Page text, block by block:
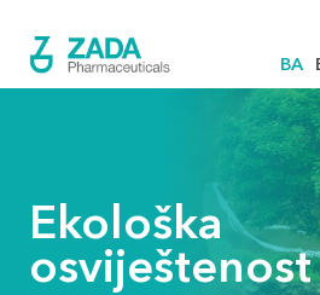
BA
Ekološka
osviještenost